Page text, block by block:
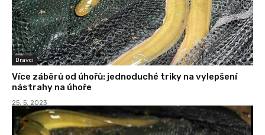
Dravci
Více záběrů od úhořů: jednoduché triky na vylepšení
nástrahy na úhoře
25. 5. 2023